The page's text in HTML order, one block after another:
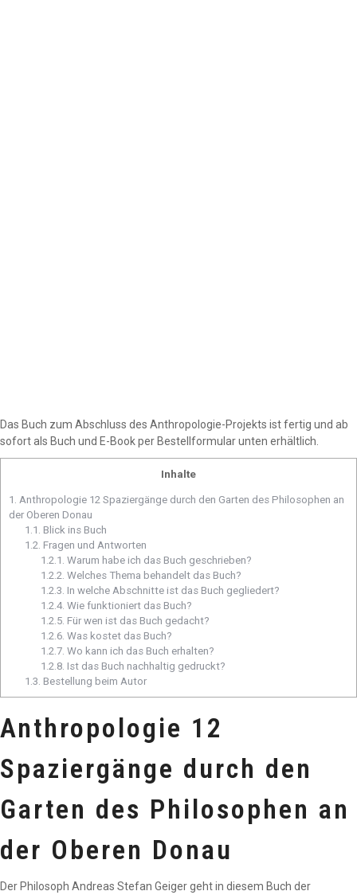
Das Buch zum Abschluss des Anthropologie-Projekts ist fertig und ab
sofort als Buch und E-Book per Bestellformular unten erhältlich.
Inhalte
1. Anthropologie 12 Spaziergänge durch den Garten des Philosophen an
der Oberen Donau
1.1. Blick ins Buch
1.2. Fragen und Antworten
1.2.1. Warum habe ich das Buch geschrieben?
1.2.2. Welches Thema behandelt das Buch?
1.2.3. In welche Abschnitte ist das Buch gegliedert?
1.2.4. Wie funktioniert das Buch?
1.2.5. Für wen ist das Buch gedacht?
1.2.6. Was kostet das Buch?
1.2.7. Wo kann ich das Buch erhalten?
1.2.8. Ist das Buch nachhaltig gedruckt?
1.3. Bestellung beim Autor
Anthropologie 12
Spaziergänge durch den
Garten des Philosophen an
der Oberen Donau
Der Philosoph Andreas Stefan Geiger geht in diesem Buch der